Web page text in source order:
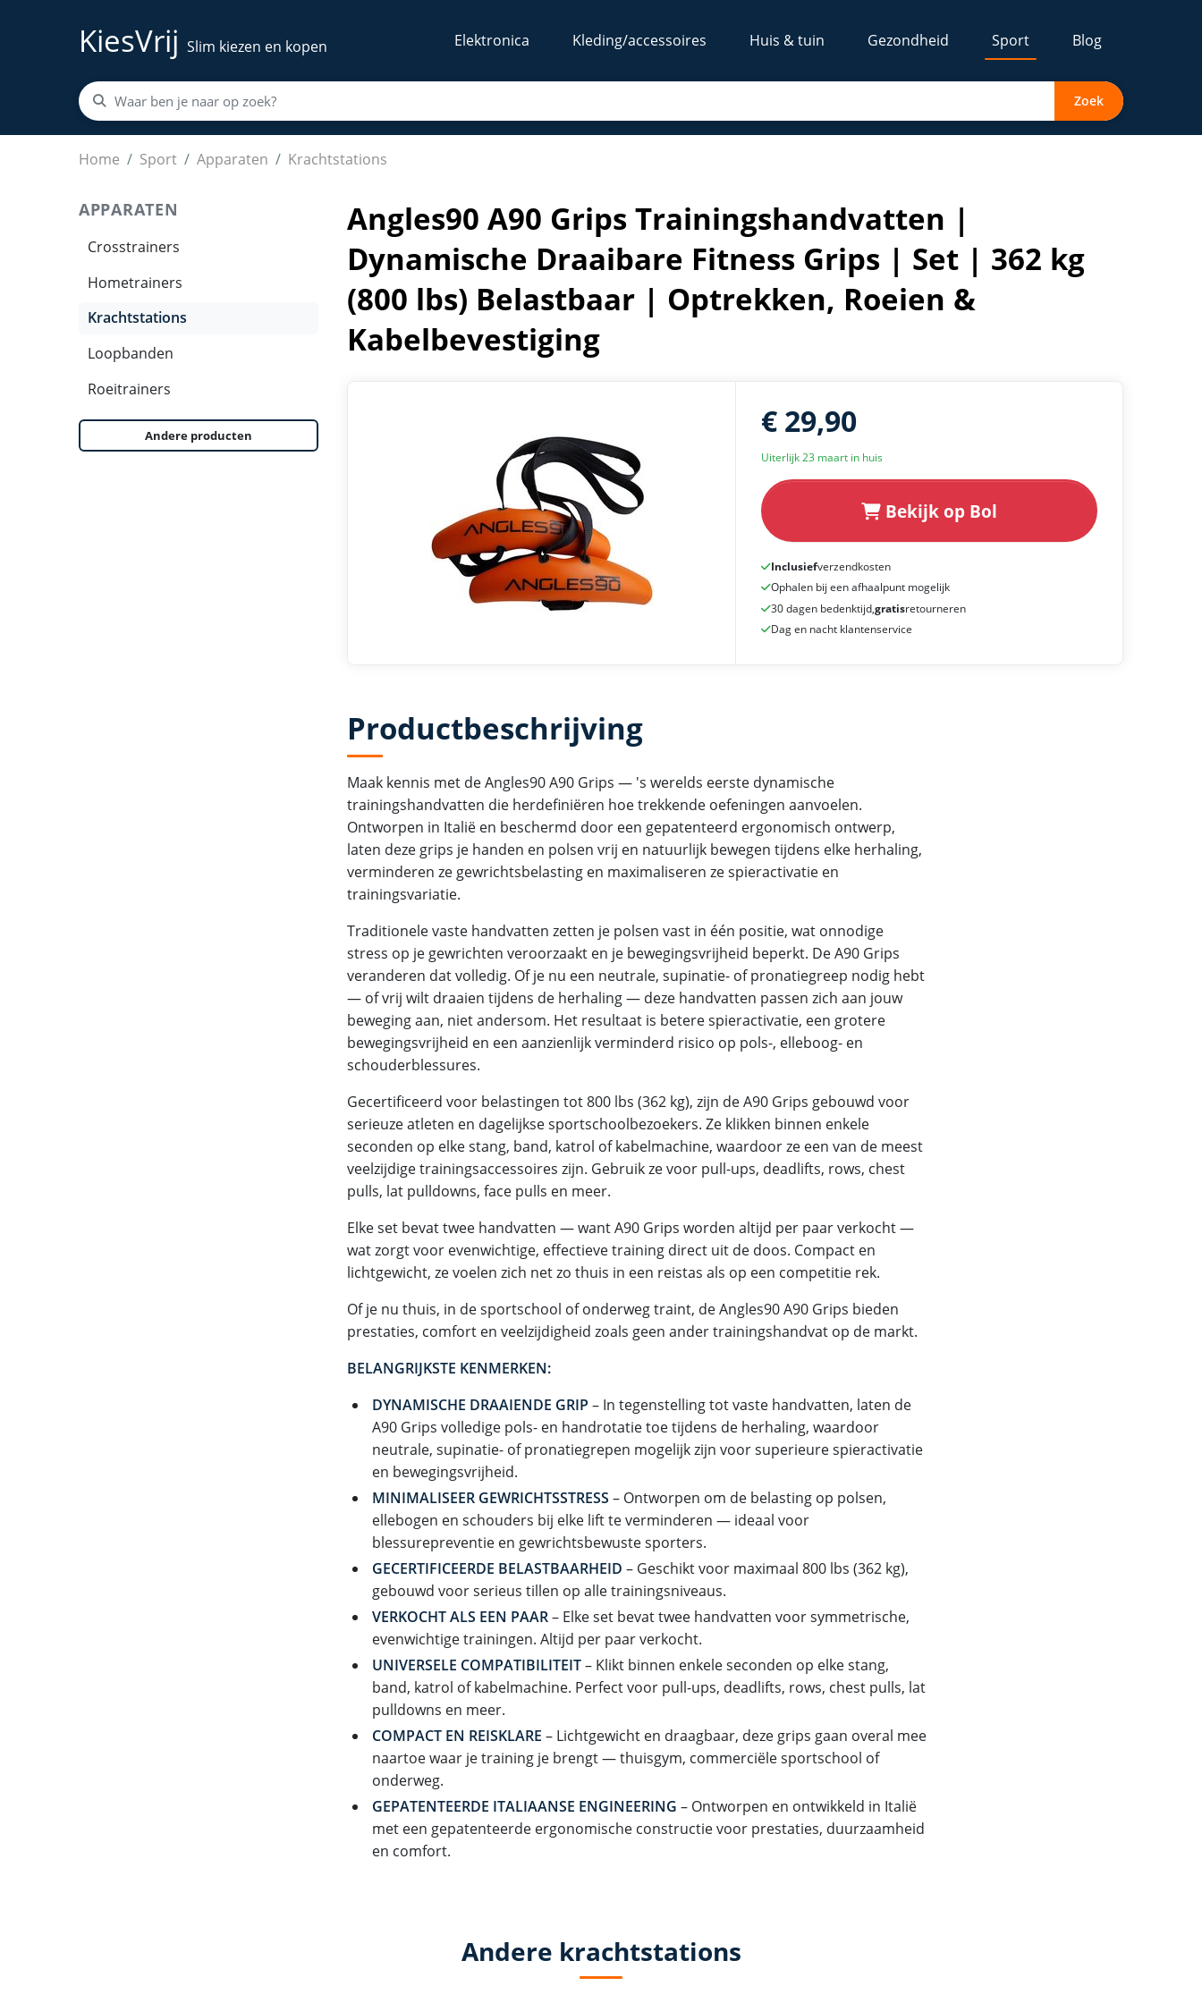
KiesVrij Slim kiezen en kopen Elektronica Kleding/accessoires Huis & tuin Gezondheid Sport Blog
Zoek
Home Sport Apparaten Krachtstations
Angles90 A90 Grips Trainingshandvatten | Dynamische Draaibare Fitness Grips | Set | 362 kg (800 lbs) Belastbaar | Optrekken, Roeien & Kabelbevestiging
APPARATEN
Crosstrainers
Hometrainers
Krachtstations
Loopbanden
Roeitrainers
Andere producten
Angles90 A90 Grips Trainingshandvatten |
Dynamische Draaibare Fitness Grips | Set | 362 kg
(800 lbs) Belastbaar | Optrekken, Roeien &
Kabelbevestiging
€ 29,90
Uiterlijk 23 maart in huis
Bekijk op Bol
Inclusiefverzendkosten
Ophalen bij een afhaalpunt mogelijk
30 dagen bedenktijd,gratisretourneren
Dag en nacht klantenservice
Productbeschrijving
Maak kennis met de Angles90 A90 Grips — 's werelds eerste dynamische
trainingshandvatten die herdefiniëren hoe trekkende oefeningen aanvoelen.
Ontworpen in Italië en beschermd door een gepatenteerd ergonomisch ontwerp,
laten deze grips je handen en polsen vrij en natuurlijk bewegen tijdens elke herhaling,
verminderen ze gewrichtsbelasting en maximaliseren ze spieractivatie en
trainingsvariatie.
Traditionele vaste handvatten zetten je polsen vast in één positie, wat onnodige
stress op je gewrichten veroorzaakt en je bewegingsvrijheid beperkt. De A90 Grips
veranderen dat volledig. Of je nu een neutrale, supinatie- of pronatiegreep nodig hebt
— of vrij wilt draaien tijdens de herhaling — deze handvatten passen zich aan jouw
beweging aan, niet andersom. Het resultaat is betere spieractivatie, een grotere
bewegingsvrijheid en een aanzienlijk verminderd risico op pols-, elleboog- en
schouderblessures.
Gecertificeerd voor belastingen tot 800 lbs (362 kg), zijn de A90 Grips gebouwd voor
serieuze atleten en dagelijkse sportschoolbezoekers. Ze klikken binnen enkele
seconden op elke stang, band, katrol of kabelmachine, waardoor ze een van de meest
veelzijdige trainingsaccessoires zijn. Gebruik ze voor pull-ups, deadlifts, rows, chest
pulls, lat pulldowns, face pulls en meer.
Elke set bevat twee handvatten — want A90 Grips worden altijd per paar verkocht —
wat zorgt voor evenwichtige, effectieve training direct uit de doos. Compact en
lichtgewicht, ze voelen zich net zo thuis in een reistas als op een competitie rek.
Of je nu thuis, in de sportschool of onderweg traint, de Angles90 A90 Grips bieden
prestaties, comfort en veelzijdigheid zoals geen ander trainingshandvat op de markt.
BELANGRIJKSTE KENMERKEN:
DYNAMISCHE DRAAIENDE GRIP – In tegenstelling tot vaste handvatten, laten de
A90 Grips volledige pols- en handrotatie toe tijdens de herhaling, waardoor
neutrale, supinatie- of pronatiegrepen mogelijk zijn voor superieure spieractivatie
en bewegingsvrijheid.
MINIMALISEER GEWRICHTSSTRESS – Ontworpen om de belasting op polsen,
ellebogen en schouders bij elke lift te verminderen — ideaal voor
blessurepreventie en gewrichtsbewuste sporters.
GECERTIFICEERDE BELASTBAARHEID – Geschikt voor maximaal 800 lbs (362 kg),
gebouwd voor serieus tillen op alle trainingsniveaus.
VERKOCHT ALS EEN PAAR– Elke set bevat twee handvatten voor symmetrische,
evenwichtige trainingen. Altijd per paar verkocht.
UNIVERSELE COMPATIBILITEIT– Klikt binnen enkele seconden op elke stang,
band, katrol of kabelmachine. Perfect voor pull-ups, deadlifts, rows, chest pulls, lat
pulldowns en meer.
COMPACT EN REISKLARE – Lichtgewicht en draagbaar, deze grips gaan overal mee
naartoe waar je training je brengt — thuisgym, commerciële sportschool of
onderweg.
GEPATENTEERDE ITALIAANSE ENGINEERING – Ontworpen en ontwikkeld in Italië
met een gepatenteerde ergonomische constructie voor prestaties, duurzaamheid
en comfort.
Andere krachtstations